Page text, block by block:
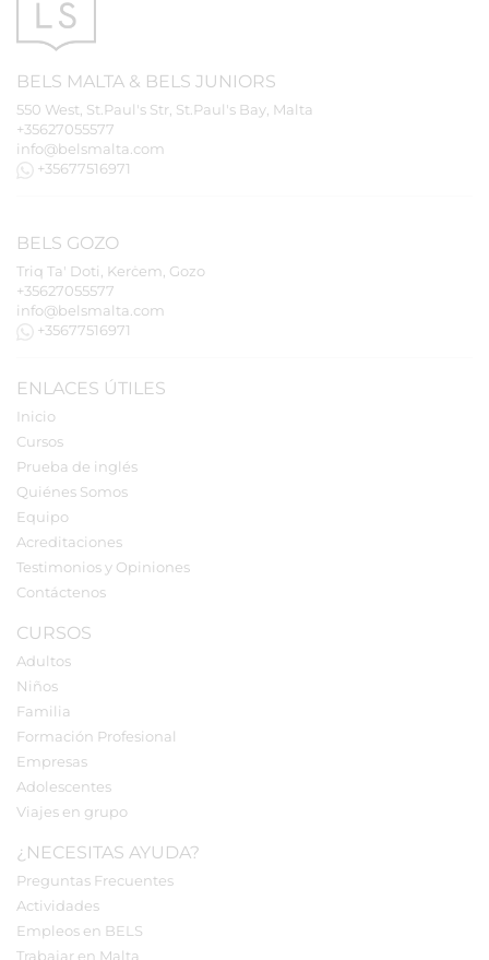
BELS MALTA & BELS JUNIORS
550 West, St.Paul's Str, St.Paul's Bay, Malta
+35627055577
info@belsmalta.com
+35677516971
BELS GOZO
Triq Ta' Doti, Kerċem, Gozo
+35627055577
info@belsmalta.com
+35677516971
ENLACES ÚTILES
Inicio
Cursos
Prueba de inglés
Quiénes Somos
Equipo
Acreditaciones
Testimonios y Opiniones
Contáctenos
CURSOS
Adultos
Niños
Familia
Formación Profesional
Empresas
Adolescentes
Viajes en grupo
¿NECESITAS AYUDA?
Preguntas Frecuentes
Actividades
Empleos en BELS
Trabajar en Malta